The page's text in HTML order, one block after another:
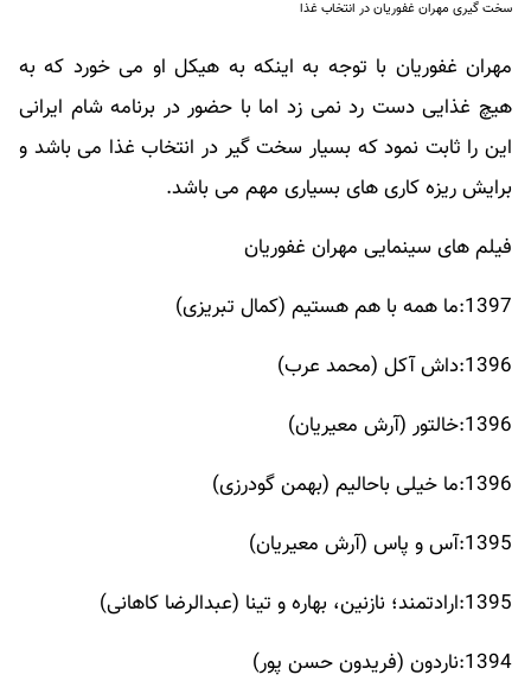
سخت گیری مهران غفوریان در انتخاب غذا
مهران غفوریان با توجه به اینکه به هیکل او می خورد که به
هیچ غذایی دست رد نمی زد اما با حضور در برنامه شام ایرانی
این را ثابت نمود که بسیار سخت گیر در انتخاب غذا می باشد و
برایش ریزه کاری های بسیاری مهم می باشد.
فیلم های سینمایی مهران غفوریان
1397:ما همه با هم هستیم (کمال تبریزی)
1396:داش آکل (محمد عرب)
1396:خالتور (آرش معیریان)
1396:ما خیلی باحالیم (بهمن گودرزی)
1395:آس و پاس (آرش معیریان)
1395:ارادتمند؛ نازنین، بهاره و تینا (عبدالرضا کاهانی)
1394:ناردون (فریدون حسن پور)